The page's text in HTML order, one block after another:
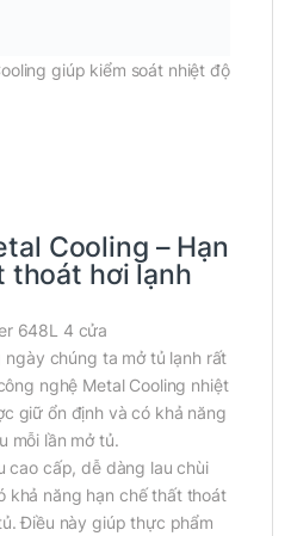
giúp kiểm soát nhiệt độ
Cooling – Hạn
thoát hơi lạnh
648L 4 cửa
ngày chúng ta mở tủ lạnh rất
nghệ Metal Cooling nhiệt
giữ ổn định và có khả năng
mỗi lần mở tủ.
cao cấp, dễ dàng lau chùi
khả năng hạn chế thất thoát
Điều này giúp thực phẩm